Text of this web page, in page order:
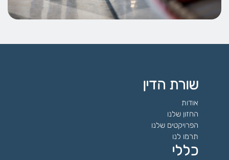
שורת הדין
אודות
החזון שלנו
הפרויקטים שלנו
תרמו לנו
כללי